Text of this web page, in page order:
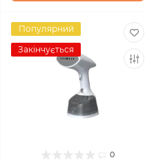
Популярний
Закінчується
0